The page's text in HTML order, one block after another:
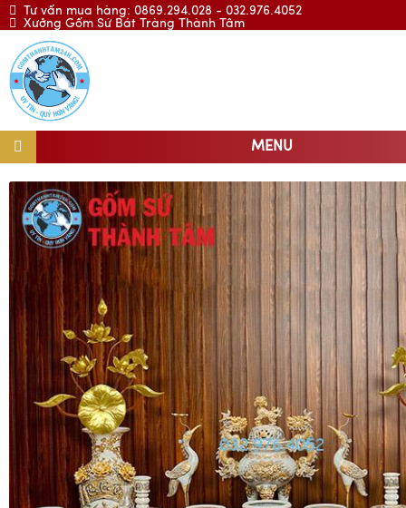
Tư vấn mua hàng: 0869.294.028 - 032.976.4052
Xưởng Gốm Sứ Bát Tràng Thành Tâm
MENU